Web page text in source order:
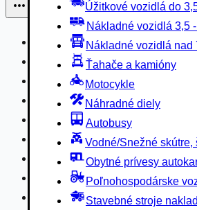
Úžitkové vozidlá do
Nákladné vozidlá 3,5
Nákladné vozidlá nad
Ťahače a kamióny
Motocykle
Náhradné diely
Autobusy
Vodné/Snežné skútre,
Obytné prívesy
Poľnohospodárske
Stavebné stroje
Náhradné diely
Autobusy
Vodné/Snežné skútre,
Obytné prívesy autokaravany /
Poľnohospodárske vozidlá /
Stavebné stroje nakladače /
Hydraulické ruky autožeriavy
Vysokozdvižné vozíky
Špeciály/nosiče kontajnerov